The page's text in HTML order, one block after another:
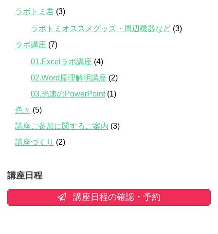
ラボトミ君 (3)
ラボトミオススメグッズ・周辺機器など (3)
ラボ講座 (7)
01.Excelラボ講座 (4)
02.Word原理解明講座 (2)
03.光速のPowerPoint(1)
色々 (5)
講座ご参加に関するご案内 (3)
講座づくり (2)
講座日程
講座日程の確認・予約